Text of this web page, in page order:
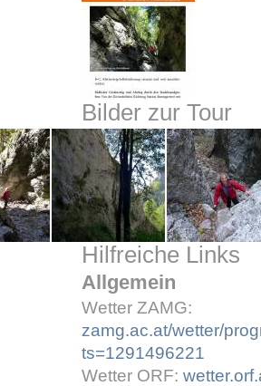
Bilder zur Tour
Hilfreiche Links
Allgemein
Wetter ZAMG:
zamg.ac.at/wetter/
ts=1291496221
Wetter ORF: